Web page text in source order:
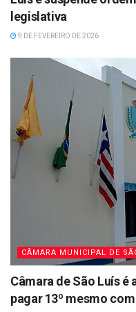
legislativa
9 DE FEVEREIRO DE 2026
CÂMARA MUNICIPAL DE
Câmara de São Luís
pagar 13º mesmo